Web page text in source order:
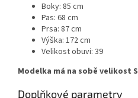
Boky: 85 cm
Pas: 68 cm
Prsa: 87 cm
Výška: 172 cm
Velikost obuvi: 39
Modelka má na sobě velikost S
Doplňkové parametry